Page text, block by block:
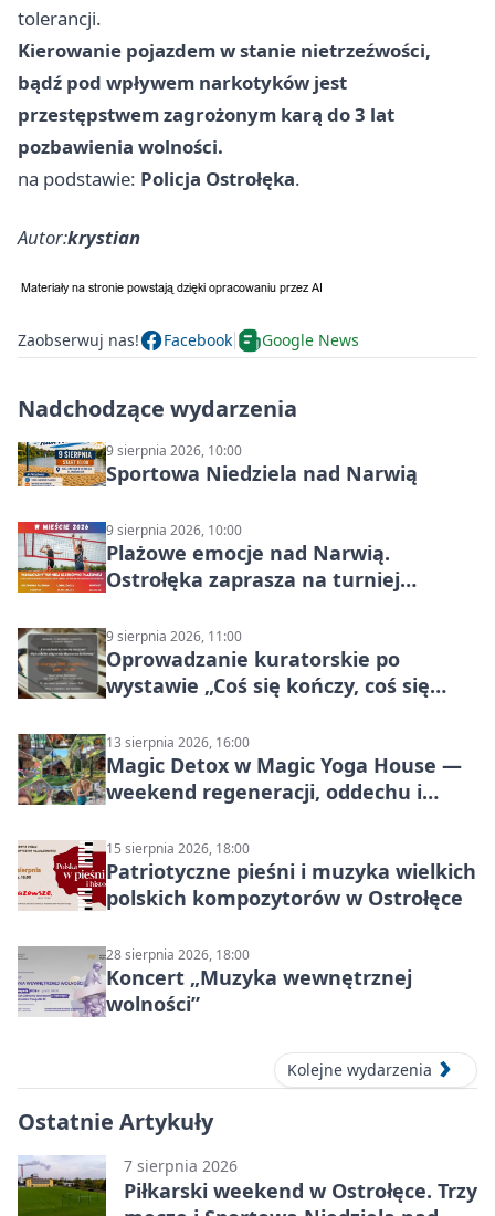
tolerancji.
Kierowanie pojazdem w stanie nietrzeźwości,
bądź pod wpływem narkotyków jest
przestępstwem zagrożonym karą do 3 lat
pozbawienia wolności.
na podstawie: Policja Ostrołęka.
Autor:krystian
Zaobserwuj nas! Facebook Google News
Nadchodzące wydarzenia
9 sierpnia 2026, 10:00
Sportowa Niedziela nad Narwią
9 sierpnia 2026, 10:00
Plażowe emocje nad Narwią.
Ostrołęka zaprasza na turniej
9 sierpnia 2026, 11:00
Oprowadzanie kuratorskie po
wystawie „Coś się kończy, coś się
Mazowsza do Korony”
13 sierpnia 2026, 16:00
Magic Detox w Magic Yoga House —
weekend regeneracji, oddechu i
15 sierpnia 2026, 18:00
Patriotyczne pieśni i muzyka wielkich
polskich kompozytorów w Ostrołęce
28 sierpnia 2026, 18:00
Koncert „Muzyka wewnętrznej
wolności”
Kolejne wydarzenia
Ostatnie Artykuły
7 sierpnia 2026
Piłkarski weekend w Ostrołęce. Trzy